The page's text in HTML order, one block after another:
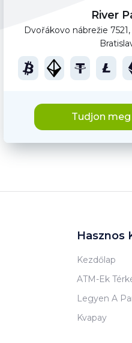
River
Dvořákovo nábrežie
Tudjon
Hasznos
Kezdőlap
ATM-Ek
Legyen A
Kvapay